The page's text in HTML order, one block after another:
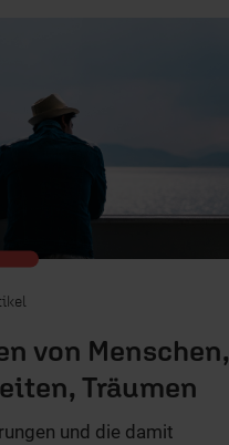
von Menschen,
Träumen
und die damit